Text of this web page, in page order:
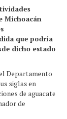
Michoacán
que podría
dicho estado
Departamento
siglas en
de aguacate
de